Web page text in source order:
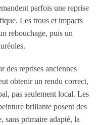
parfois une reprise
Les trous et impacts
rebouchage, puis un
des reprises anciennes
obtenir un rendu correct,
pas seulement local. Les
brillante posent des
sans primaire adapté, la